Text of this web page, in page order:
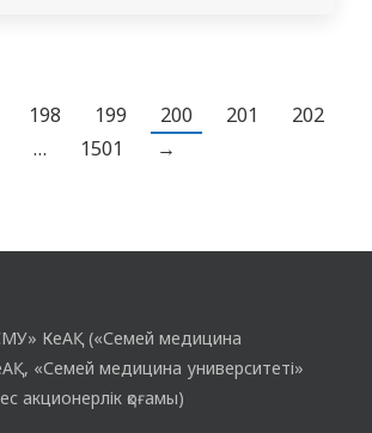
туралы кеңінен
Интерндер тақырып бойынша
198 199 200 201
202
…
1501 →
КеАҚ («Семей медицина
«Семей медицина университеті»
акционерлік қоғамы)